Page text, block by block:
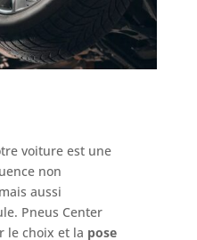
voiture est une
non
aussi
Pneus Center
le choix et la pose